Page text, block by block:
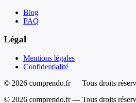
Blog
FAQ
Légal
Mentions légales
Confidentialité
© 2026 comprendo.fr — Tous droits
© 2026 comprendo.fr — Tous droits